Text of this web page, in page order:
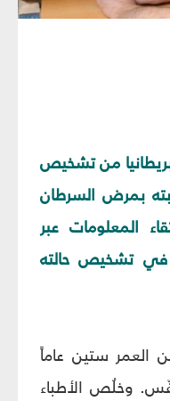
من تشخيص
بمرض السرطان
المعلومات عبر
تشخيص حالته
العمر ستين عاماً
وخلُص الأطباء